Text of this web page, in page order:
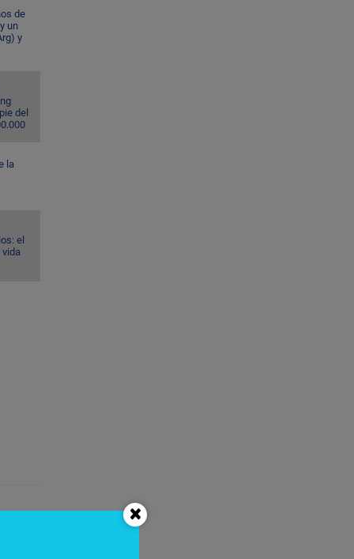
de
un
y
del
la
el